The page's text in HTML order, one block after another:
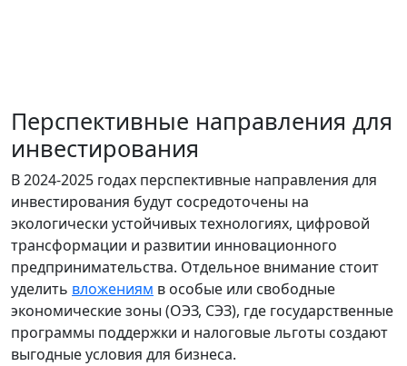
Перспективные направления для
инвестирования
В 2024-2025 годах перспективные направления для
инвестирования будут сосредоточены на
экологически устойчивых технологиях, цифровой
трансформации и развитии инновационного
предпринимательства. Отдельное внимание стоит
уделить вложениям в особые или свободные
экономические зоны (ОЭЗ, СЭЗ), где государственные
программы поддержки и налоговые льготы создают
выгодные условия для бизнеса.